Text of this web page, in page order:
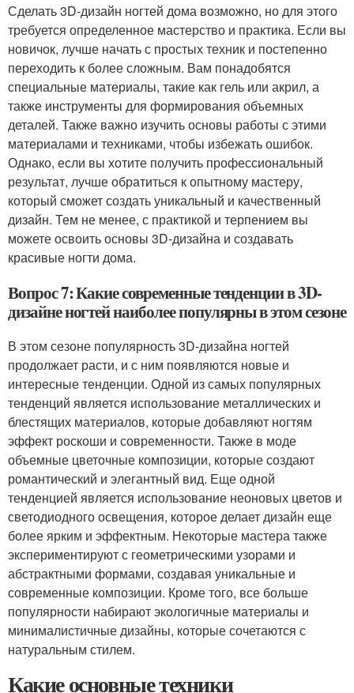
Сделать 3D-дизайн ногтей дома возможно, но для этого
требуется определенное мастерство и практика. Если вы
новичок, лучше начать с простых техник и постепенно
переходить к более сложным. Вам понадобятся
специальные материалы, такие как гель или акрил, а
также инструменты для формирования объемных
деталей. Также важно изучить основы работы с этими
материалами и техниками, чтобы избежать ошибок.
Однако, если вы хотите получить профессиональный
результат, лучше обратиться к опытному мастеру,
который сможет создать уникальный и качественный
дизайн. Тем не менее, с практикой и терпением вы
можете освоить основы 3D-дизайна и создавать
красивые ногти дома.
Вопрос 7: Какие современные тенденции в 3D-
дизайне ногтей наиболее популярны в этом сезоне
В этом сезоне популярность 3D-дизайна ногтей
продолжает расти, и с ним появляются новые и
интересные тенденции. Одной из самых популярных
тенденций является использование металлических и
блестящих материалов, которые добавляют ногтям
эффект роскоши и современности. Также в моде
объемные цветочные композиции, которые создают
романтический и элегантный вид. Еще одной
тенденцией является использование неоновых цветов и
светодиодного освещения, которое делает дизайн еще
более ярким и эффектным. Некоторые мастера также
экспериментируют с геометрическими узорами и
абстрактными формами, создавая уникальные и
современные композиции. Кроме того, все больше
популярности набирают экологичные материалы и
минималистичные дизайны, которые сочетаются с
натуральным стилем.
Какие основные техники